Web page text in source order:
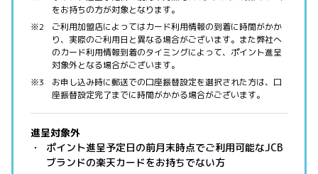
をお持ちの方が対象となります。
ご利用加盟店によってはカード利用情報の到着に時間がかか
り、実際のご利用日と異なる場合がございます。また弊社へ
のカード利用情報到着のタイミングによって、ポイント進呈
対象外となる場合がございます。
お申し込み時に郵送での口座振替設定を選択された方は、口
座振替設定完了までに時間がかかる場合がございます。
進呈対象外
ポイント進呈予定日の前月末時点でご利用可能なJCB
ブランドの楽天カードをお持ちでない方